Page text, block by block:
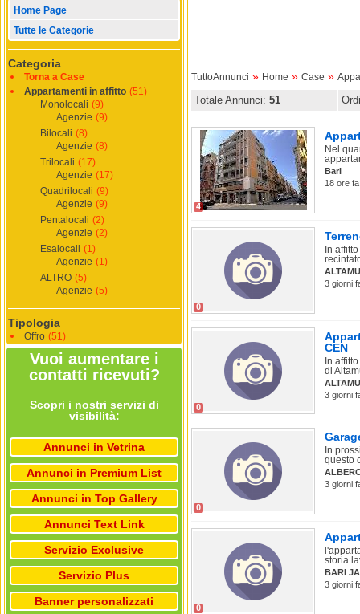
Home Page
Tutte le Categorie
Categoria
Torna a Case
Appartamenti in affitto (51)
Monolocali (9)
Agenzie (9)
Bilocali (8)
Agenzie (8)
Trilocali (17)
Agenzie (17)
Quadrilocali (9)
Agenzie (9)
Pentalocali (2)
Agenzie (2)
Esalocali (1)
Agenzie (1)
ALTRO (5)
Agenzie (5)
Tipologia
Offro (51)
Vuoi aumentare i
contatti ricevuti?
Scopri i nostri servizi di
visibilità:
Annunci in Vetrina
Annunci in Premium List
Annunci in Top Gallery
Annunci Text Link
Servizio Exclusive
Servizio Plus
Banner personalizzati
TuttoAnnunci » Home » Case »
Totale Annunci: 51
4
Nel
Bari
18 ore
0
In
3 giorni
0
CEN
In
di
3 giorni
0
In
questo
3 giorni
0
storia
BARI
3 giorni